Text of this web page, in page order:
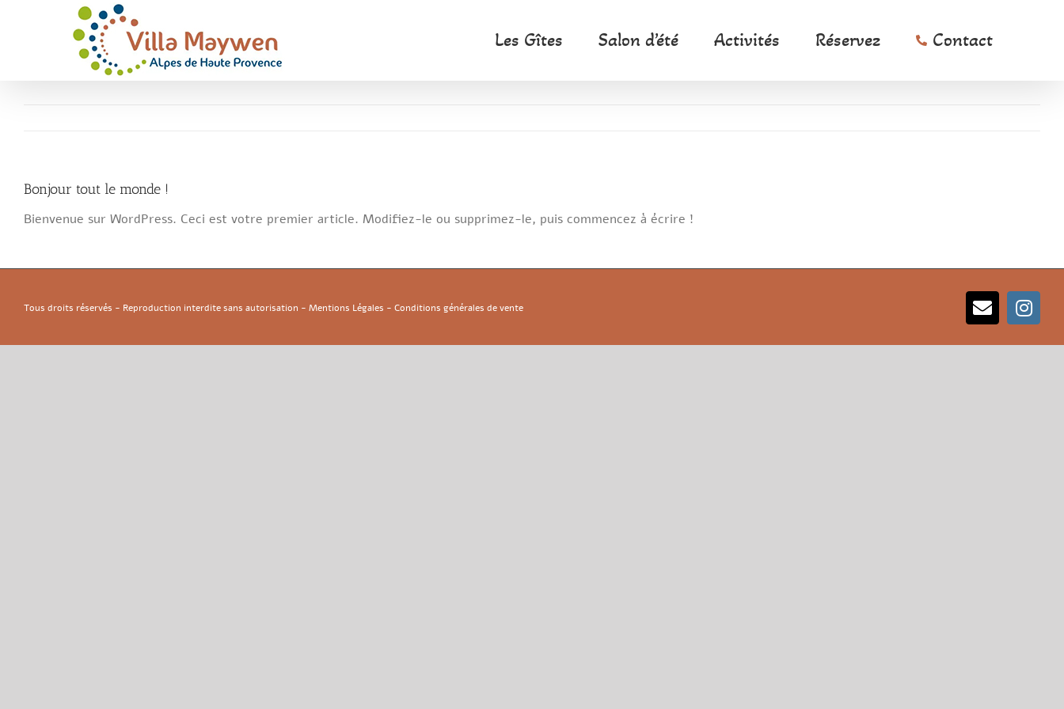
Les Gîtes Salon d’été Activités Réservez Contact
Bonjour tout le monde !
Bienvenue sur WordPress. Ceci est votre premier article. Modifiez-le ou supprimez-le, puis commencez à écrire !
Tous droits réservés - Reproduction interdite sans autorisation - Mentions Légales - Conditions générales de vente Email